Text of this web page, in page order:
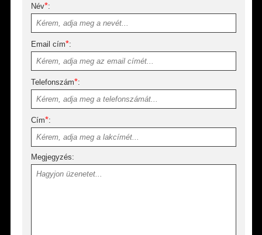
Név*:
Email cím*:
Telefonszám*:
Cím*:
Megjegyzés: